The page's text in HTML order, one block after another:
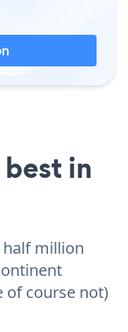
in
half million
of course not)